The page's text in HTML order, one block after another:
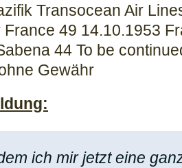
Transocean Air
49 14.10.1953
44 To be
Gewähr
ich mir jetzt eine